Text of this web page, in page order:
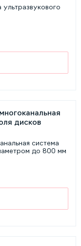
система
до 800 мм